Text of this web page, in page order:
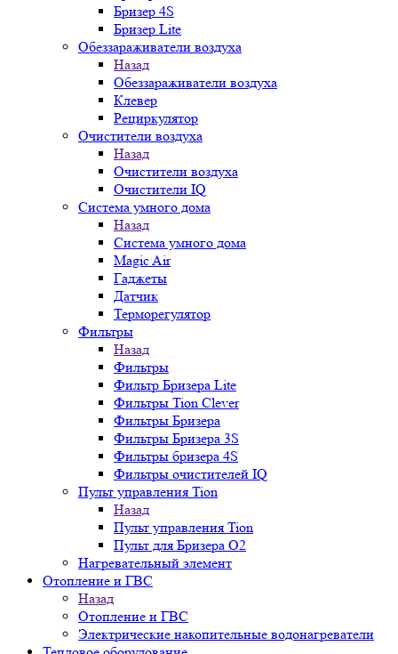
Бризер 4S
Бризер Lite
Обеззараживатели воздуха
Назад
Обеззараживатели воздуха
Клевер
Рециркулятор
Очистители воздуха
Назад
Очистители воздуха
Очистители IQ
Система умного дома
Назад
Система умного дома
Magic Air
Гаджеты
Датчик
Терморегулятор
Фильтры
Назад
Фильтры
Фильтр Бризера Lite
Фильтры Tion Clever
Фильтры Бризера
Фильтры Бризера 3S
Фильтры бризера 4S
Фильтры очистителей IQ
Пульт управления Tion
Назад
Пульт управления Tion
Пульт для Бризера O2
Нагревательный элемент
Отопление и ГВС
Назад
Отопление и ГВС
Электрические накопительные водонагреватели